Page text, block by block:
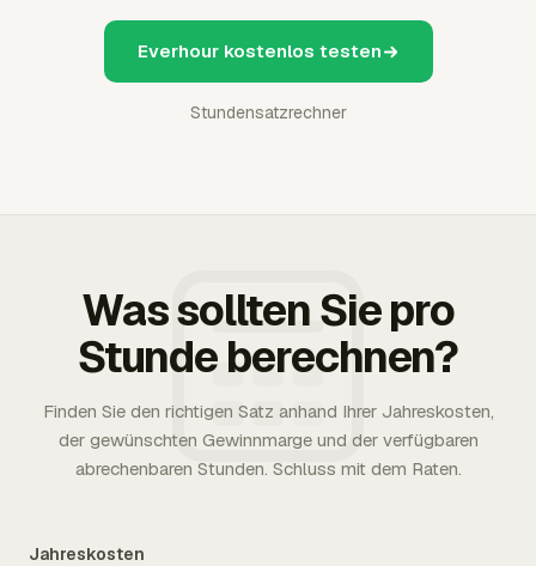
Everhour kostenlos testen
Stundensatzrechner
Was sollten Sie pro
Stunde berechnen?
Finden Sie den richtigen Satz anhand Ihrer Jahreskosten,
der gewünschten Gewinnmarge und der verfügbaren
abrechenbaren Stunden. Schluss mit dem Raten.
Jahreskosten